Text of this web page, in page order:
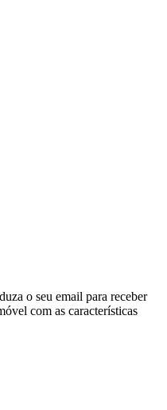
o seu email para receber
com as características